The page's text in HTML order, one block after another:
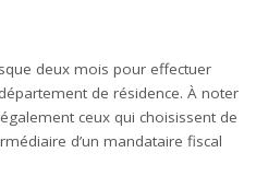
deux mois pour effectuer
de résidence. À noter
ceux qui choisissent de
d’un mandataire fiscal